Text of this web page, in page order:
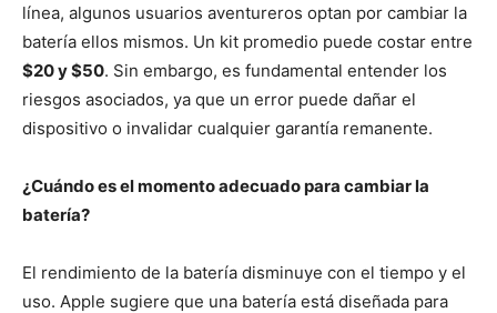
línea, algunos usuarios aventureros optan por cambiar la
batería ellos mismos. Un kit promedio puede costar entre
$20 y $50. Sin embargo, es fundamental entender los
riesgos asociados, ya que un error puede dañar el
dispositivo o invalidar cualquier garantía remanente.
¿Cuándo es el momento adecuado para cambiar la
batería?
El rendimiento de la batería disminuye con el tiempo y el
uso. Apple sugiere que una batería está diseñada para